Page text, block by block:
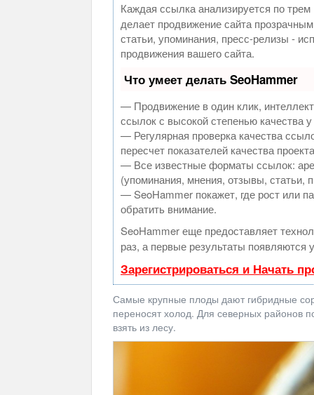
Каждая ссылка анализируется по
делает продвижение сайта
статьи, упоминания, пресс-релизы -
продвижения вашего сайта.
Что умеет делать SeoHammer
— Продвижение в один клик,
ссылок с высокой степенью качества
— Регулярная проверка качества
пересчет показателей качества
— Все известные форматы ссылок:
(упоминания, мнения, отзывы, статьи,
— SeoHammer покажет, где рост или
обратить внимание.
SeoHammer еще предоставляет
раз, а первые результаты появляются
Зарегистрироваться и Начать
Самые крупные плоды дают гибридные
переносят холод. Для северных районов
взять из лесу.